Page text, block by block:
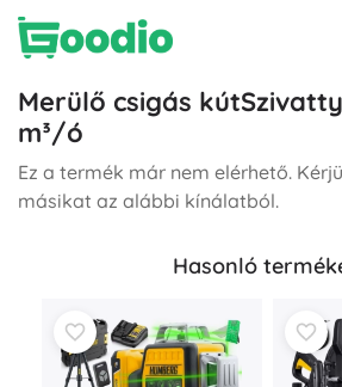
Merülő csigás
m³/ó
Ez a termék már nem elérhető.
másikat az alábbi kínálatból.
Hasonló